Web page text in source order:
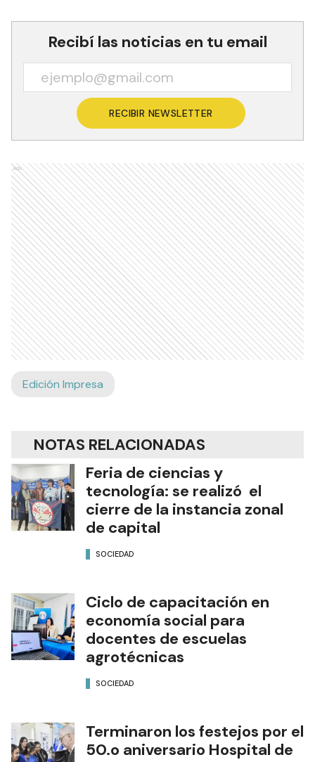
Recibí las noticias en tu email
RECIBIR NEWSLETTER
Ads
Edición Impresa
NOTAS RELACIONADAS
Feria de ciencias y
tecnología: se realizó el
cierre de la instancia zonal
de capital
SOCIEDAD
Ciclo de capacitación en
economía social para
docentes de escuelas
agrotécnicas
SOCIEDAD
Terminaron los festejos por el
50.o aniversario Hospital de